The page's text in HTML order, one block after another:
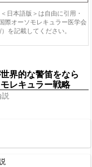
日本語版＞は自由に引用・
際オーソモレキュラー医学会
を記載してください。
界的な警笛をなら
レキュラー戦略